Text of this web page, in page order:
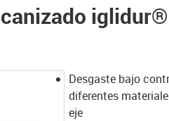
Desgaste bajo
diferentes
eje